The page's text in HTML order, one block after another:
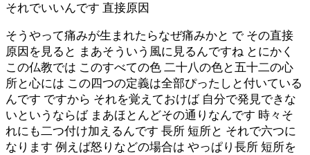
それでいいんです 直接原因
そうやって痛みが生まれたらなぜ痛みかと で その直接
原因を見ると まあそういう風に見るんですね とにかく
この仏教では このすべての色 二十八の色と五十二の心
所と心には この四つの定義は全部ぴったしと付いている
んです ですから それを覚えておけば 自分で発見できな
いというならば まあほとんどその通りなんです 時々そ
れにも二つ付け加えるんです 長所 短所と それで六つに
なります 例えば怒りなどの場合は やっぱり長所 短所を